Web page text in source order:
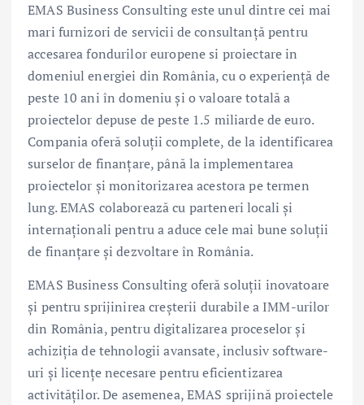
EMAS Business Consulting este unul dintre cei mai
mari furnizori de servicii de consultanță pentru
accesarea fondurilor europene si proiectare in
domeniul energiei din România, cu o experiență de
peste 10 ani în domeniu și o valoare totală a
proiectelor depuse de peste 1.5 miliarde de euro.
Compania oferă soluții complete, de la identificarea
surselor de finanțare, până la implementarea
proiectelor și monitorizarea acestora pe termen
lung. EMAS colaborează cu parteneri locali și
internaționali pentru a aduce cele mai bune soluții
de finanțare și dezvoltare în România.
EMAS Business Consulting oferă soluții inovatoare
și pentru sprijinirea creșterii durabile a IMM-urilor
din România, pentru digitalizarea proceselor și
achiziția de tehnologii avansate, inclusiv software-
uri și licențe necesare pentru eficientizarea
activităților. De asemenea, EMAS sprijină proiectele